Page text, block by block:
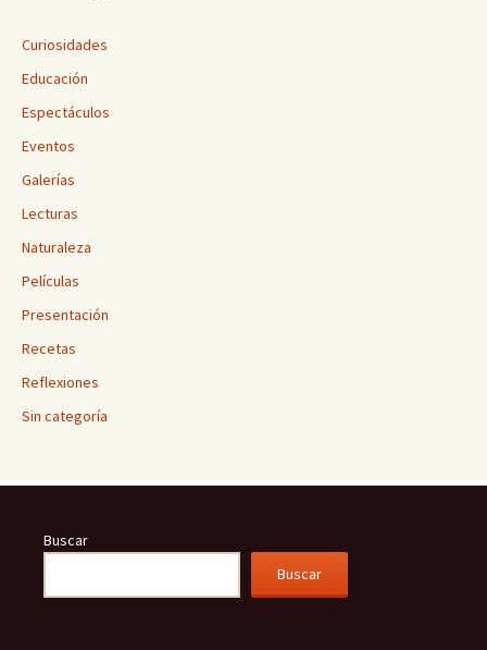
Curiosidades
Educación
Espectáculos
Eventos
Galerías
Lecturas
Naturaleza
Películas
Presentación
Recetas
Reflexiones
Sin categoría
Buscar
Buscar